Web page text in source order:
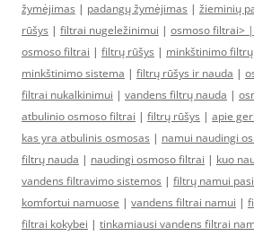
žymėjimas | padangų žymėjimas | žieminių
rūšys | filtrai nugeležinimui | osmoso filtrai> |
osmoso filtrai | filtrų rūšys | minkštinimo
minkštinimo sistema | filtrų rūšys ir nauda |
filtrai nukalkinimui | vandens filtrų nauda |
atbulinio osmoso filtrai | filtrų rūšys | apie
kas yra atbulinis osmosas | namui naudingi
filtrų nauda | naudingi osmoso filtrai | kuo
vandens filtravimo sistemos | filtrų namui
komfortui namuose | vandens filtrai namui |
filtrai kokybei | tinkamiausi vandens filtrai